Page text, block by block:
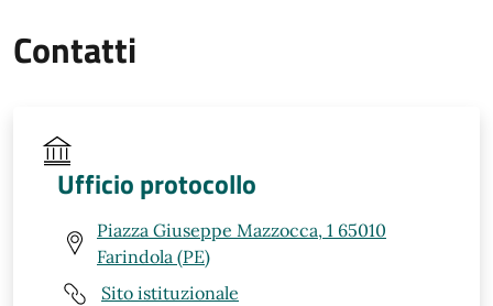
Contatti
Ufficio protocollo
Piazza Giuseppe Mazzocca, 1 65010
Farindola (PE)
Sito istituzionale